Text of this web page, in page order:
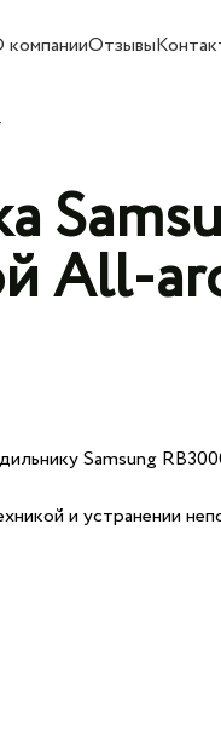
Отзывы
All-
Samsung
и устранении